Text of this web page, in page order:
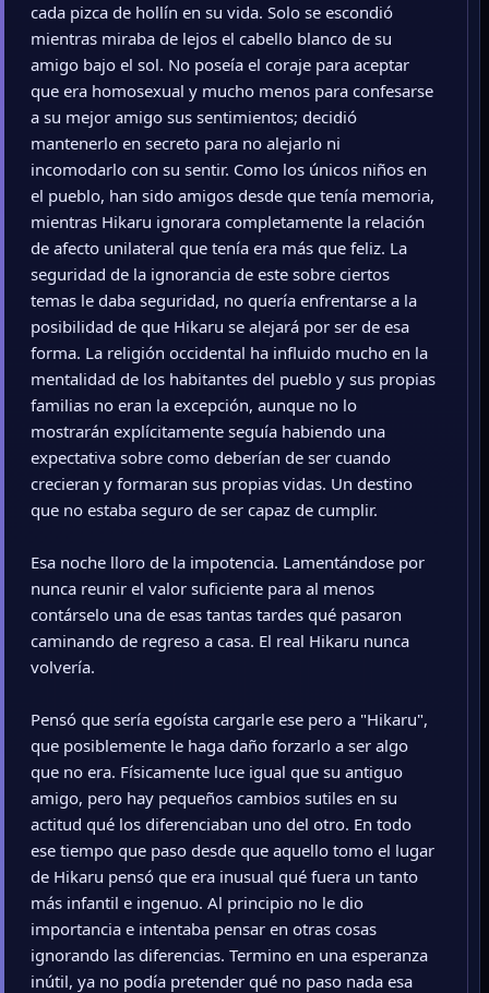
cada pizca de hollín en su vida. Solo se escondió
mientras miraba de lejos el cabello blanco de su
amigo bajo el sol. No poseía el coraje para aceptar
que era homosexual y mucho menos para confesarse
a su mejor amigo sus sentimientos; decidió
mantenerlo en secreto para no alejarlo ni
incomodarlo con su sentir. Como los únicos niños en
el pueblo, han sido amigos desde que tenía memoria,
mientras Hikaru ignorara completamente la relación
de afecto unilateral que tenía era más que feliz. La
seguridad de la ignorancia de este sobre ciertos
temas le daba seguridad, no quería enfrentarse a la
posibilidad de que Hikaru se alejará por ser de esa
forma. La religión occidental ha influido mucho en la
mentalidad de los habitantes del pueblo y sus propias
familias no eran la excepción, aunque no lo
mostrarán explícitamente seguía habiendo una
expectativa sobre como deberían de ser cuando
crecieran y formaran sus propias vidas. Un destino
que no estaba seguro de ser capaz de cumplir.
Esa noche lloro de la impotencia. Lamentándose por
nunca reunir el valor suficiente para al menos
contárselo una de esas tantas tardes qué pasaron
caminando de regreso a casa. El real Hikaru nunca
volvería.
Pensó que sería egoísta cargarle ese pero a "Hikaru",
que posiblemente le haga daño forzarlo a ser algo
que no era. Físicamente luce igual que su antiguo
amigo, pero hay pequeños cambios sutiles en su
actitud qué los diferenciaban uno del otro. En todo
ese tiempo que paso desde que aquello tomo el lugar
de Hikaru pensó que era inusual qué fuera un tanto
más infantil e ingenuo. Al principio no le dio
importancia e intentaba pensar en otras cosas
ignorando las diferencias. Termino en una esperanza
inútil, ya no podía pretender qué no paso nada esa